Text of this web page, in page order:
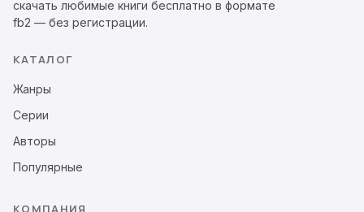
скачать любимые книги бесплатно в формате
fb2 — без регистрации.
КАТАЛОГ
Жанры
Серии
Авторы
Популярные
КОМПАНИЯ